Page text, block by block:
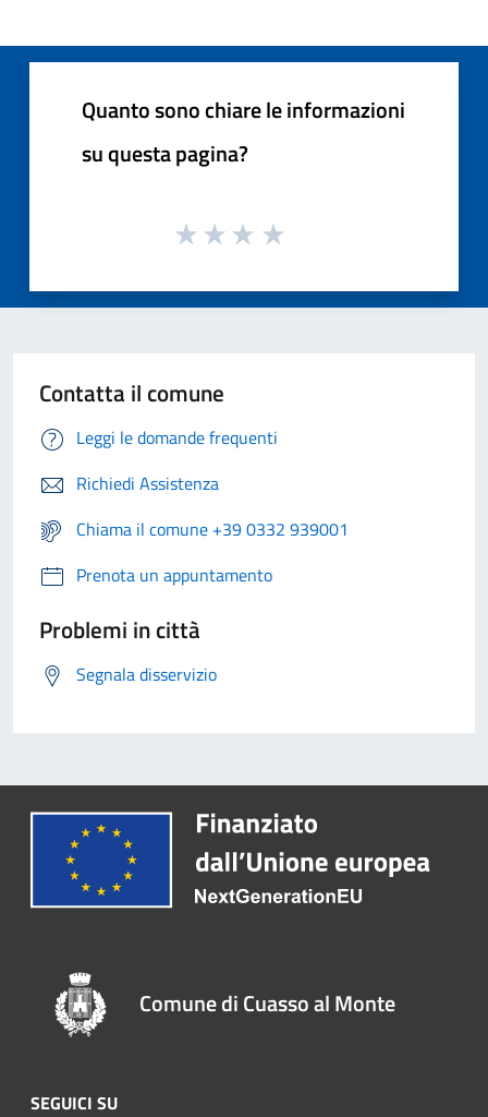
Quanto sono chiare le informazioni
su questa pagina?
Contatta il comune
Leggi le domande frequenti
Richiedi Assistenza
Chiama il comune +39 0332 939001
Prenota un appuntamento
Problemi in città
Segnala disservizio
Comune di Cuasso al Monte
SEGUICI SU